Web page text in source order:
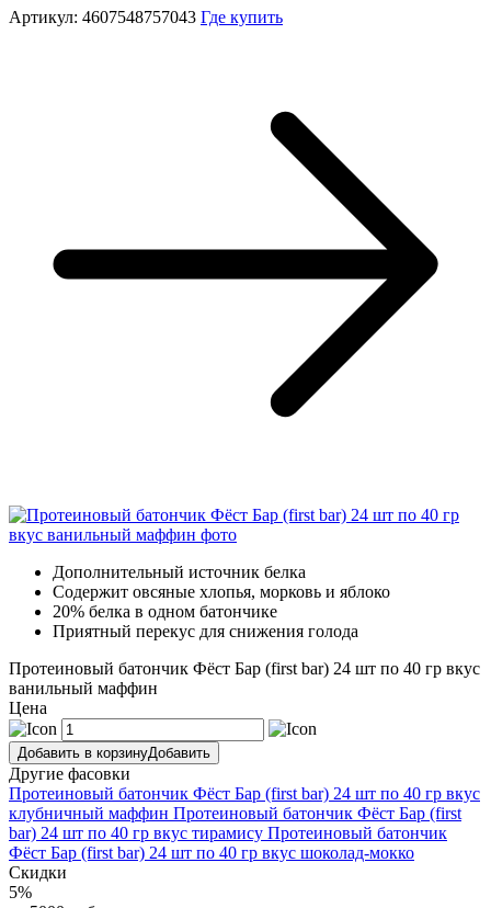
Артикул: 4607548757043 Где купить
Дополнительный источник белка
Содержит овсяные хлопья, морковь и яблоко
20% белка в одном батончике
Приятный перекус для снижения голода
Протеиновый батончик Фёст Бар (first bar) 24 шт по 40 гр вкус
ванильный маффин
Цена
Добавить в корзинуДобавить
Другие фасовки
Протеиновый батончик Фёст Бар (first bar) 24 шт по 40 гр вкус
клубничный маффин Протеиновый батончик Фёст Бар (first
bar) 24 шт по 40 гр вкус тирамису Протеиновый батончик
Фёст Бар (first bar) 24 шт по 40 гр вкус шоколад-мокко
Скидки
5%